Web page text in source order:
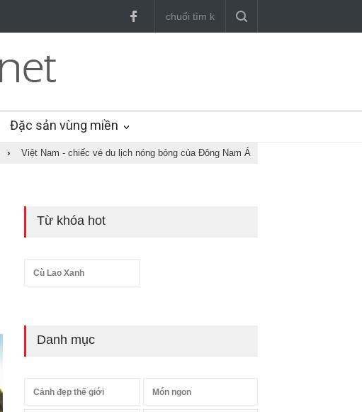
Đặc sản vùng miền
› Việt Nam - chiếc vé du lịch nóng bỏng của Đông Nam Á
Từ khóa hot
Cù Lao Xanh
Danh mục
Cảnh đẹp thế giới Món ngon